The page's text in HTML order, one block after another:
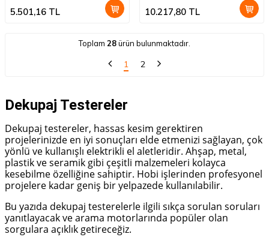
5.501,16 TL 10.217,80 TL
Toplam 28ürün bulunmaktadır.
1 2
Dekupaj Testereler
Dekupaj testereler, hassas kesim gerektiren
projelerinizde en iyi sonuçları elde etmenizi sağlayan, çok
yönlü ve kullanışlı elektrikli el aletleridir. Ahşap, metal,
plastik ve seramik gibi çeşitli malzemeleri kolayca
kesebilme özelliğine sahiptir. Hobi işlerinden profesyonel
projelere kadar geniş bir yelpazede kullanılabilir.
Bu yazıda dekupaj testerelerle ilgili sıkça sorulan soruları
yanıtlayacak ve arama motorlarında popüler olan
sorgulara açıklık getireceğiz.